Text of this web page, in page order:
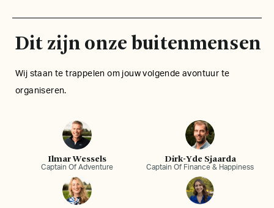
Dit zijn onze buitenmensen
Wij staan te trappelen om jouw volgende avontuur te
organiseren.
Ilmar Wessels
Captain Of Adventure
Dirk-Yde Sjaarda
Captain Of Finance & Happiness